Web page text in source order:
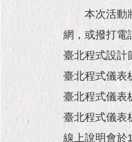
本次活動將
網，或撥打電
臺北程式設計
臺北程式儀表
臺北程式儀表
臺北程式儀表
線上說明會於